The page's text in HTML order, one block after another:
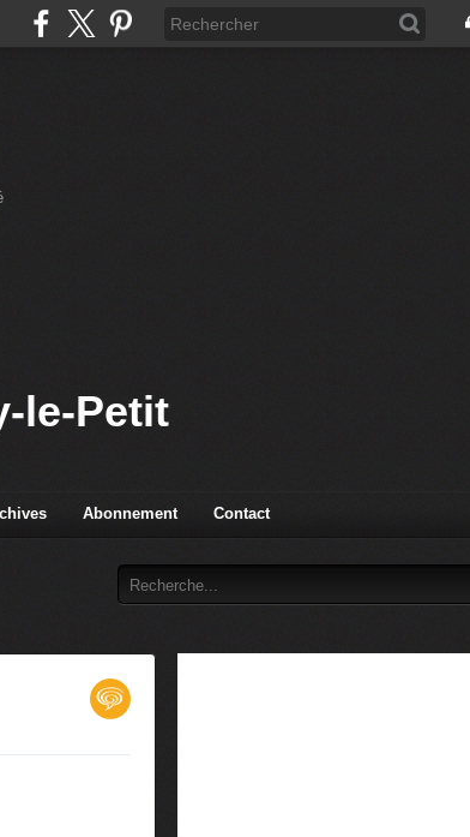
le-Petit
Abonnement Contact